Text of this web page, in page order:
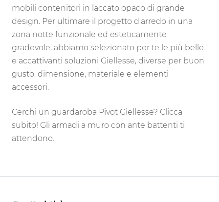
Cerchi un guardaroba Pivot Giellesse? Clicca
subito! Gli armadi a muro con ante battenti ti
attendono.
mobili contenitori in laccato opaco di grande
design. Per ultimare il progetto d'arredo in una
zona notte funzionale ed esteticamente
gradevole, abbiamo selezionato per te le più belle
e accattivanti soluzioni Giellesse, diverse per buon
gusto, dimensione, materiale e elementi
accessori.